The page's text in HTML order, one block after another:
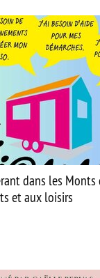
dans les Monts
et aux loisirs